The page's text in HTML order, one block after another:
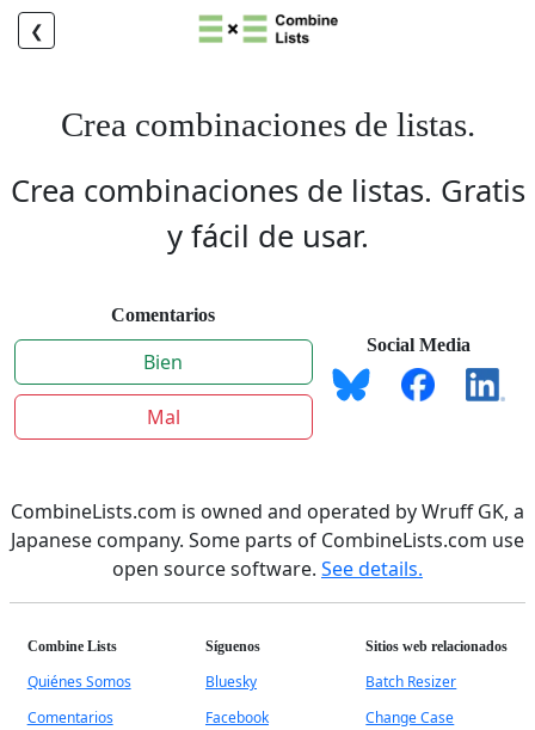
❮
Crea combinaciones de listas.
Crea combinaciones de listas. Gratis
y fácil de usar.
Comentarios
Bien
Mal
Social Media
CombineLists.com is owned and operated by Wruff GK, a
Japanese company. Some parts of CombineLists.com use
open source software. See details.
Combine Lists
Quiénes Somos
Comentarios
Síguenos
Bluesky
Facebook
Sitios web relacionados
Batch Resizer
Change Case